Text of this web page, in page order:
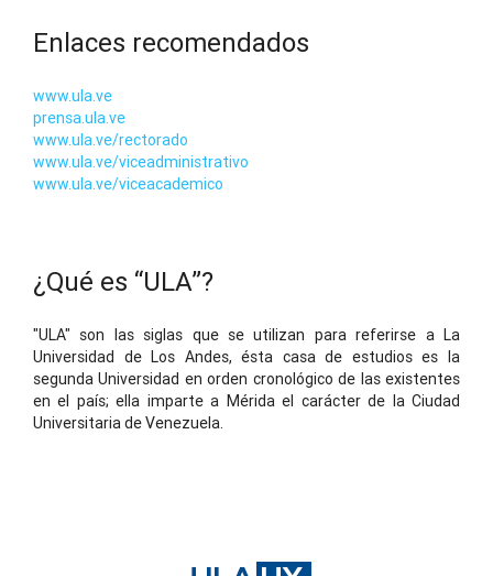
Enlaces recomendados
www.ula.ve
prensa.ula.ve
www.ula.ve/rectorado
www.ula.ve/viceadministrativo
www.ula.ve/viceacademico
¿Qué es “ULA”?
"ULA" son las siglas que se utilizan para referirse a La
Universidad de Los Andes, ésta casa de estudios es la
segunda Universidad en orden cronológico de las existentes
en el país; ella imparte a Mérida el carácter de la Ciudad
Universitaria de Venezuela.